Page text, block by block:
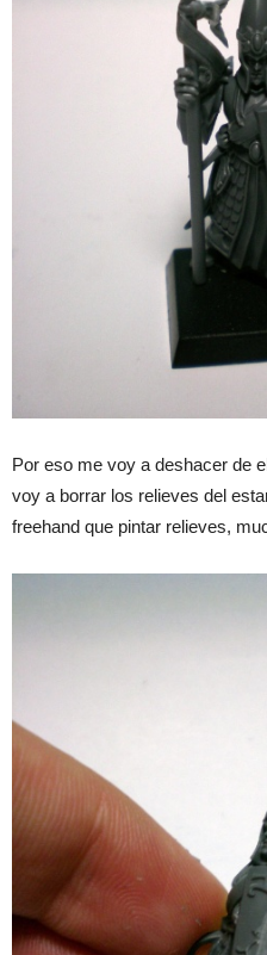
Por eso me voy a deshacer de
voy a borrar los relieves del
freehand que pintar relieves,